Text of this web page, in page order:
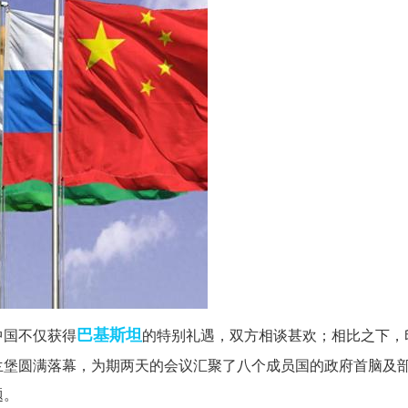
不仅获得巴基斯坦的特别礼遇，双方相谈甚欢；相比之下
圆满落幕，为期两天的会议汇聚了八个成员国的政府首脑及